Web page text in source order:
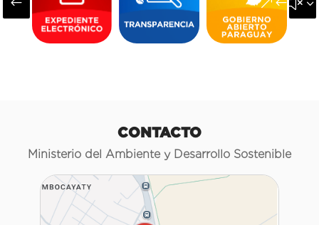
#
CONTACTO
Ministerio del Ambiente y Desarrollo Sostenible